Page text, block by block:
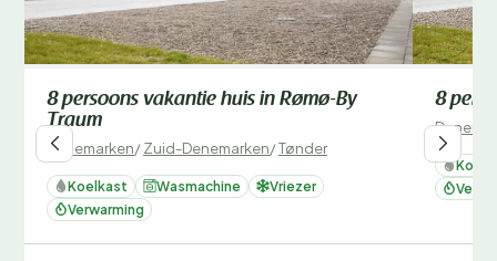
8 persoons vakantie huis in Rømø-By
Traum
Denemarken/Zuid-Denemarken/Tønder
Koelkast Wasmachine
Vriezer
Verwarming
8